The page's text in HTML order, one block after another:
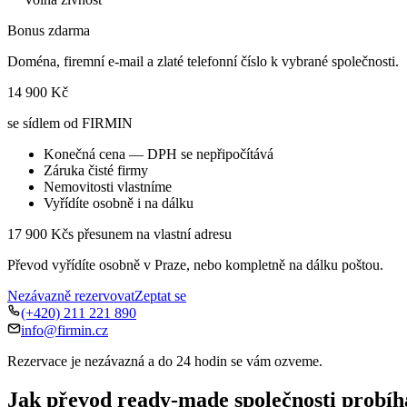
Bonus zdarma
Doména, firemní e-mail a zlaté telefonní číslo k vybrané společnosti.
14 900 Kč
se sídlem od FIRMIN
Konečná cena — DPH se nepřipočítává
Záruka čisté firmy
Nemovitosti vlastníme
Vyřídíte osobně i na dálku
17 900 Kčs přesunem na vlastní adresu
Převod vyřídíte osobně v Praze, nebo kompletně na dálku poštou.
Nezávazně rezervovatZeptat se
(+420) 211 221 890
info@firmin.cz
Rezervace je nezávazná a do 24 hodin se vám ozveme.
Jak převod ready-made společnosti